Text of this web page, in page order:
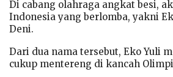
Di cabang olahraga angkat besi,
Indonesia yang berlomba, yakni
Deni.
Dari dua nama tersebut, Eko Yuli
cukup mentereng di kancah